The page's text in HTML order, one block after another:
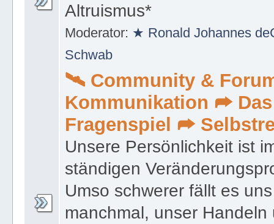
Altruismus*
Moderator: ★ Ronald Johannes
Schwab
🛰 Community &
Kommunikation ➦ Das
Fragenspiel ➦
Unsere Persönlichkeit ist
ständigen
Umso schwerer fällt es uns
manchmal, unser Handeln